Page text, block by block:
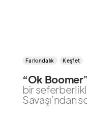
Farkındalık Keşfet
“Ok
bir
Savaşı’ndan